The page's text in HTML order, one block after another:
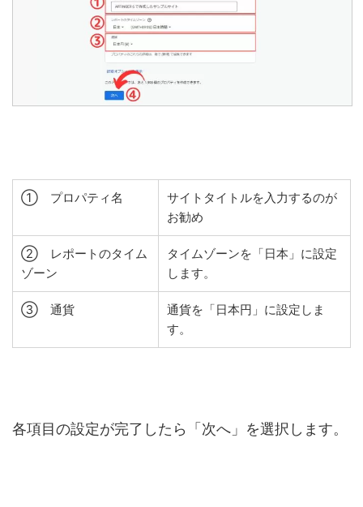
① プロパティ名
サイトタイトルを入力するのが
お勧め
② レポートのタイム
ゾーン
タイムゾーンを「日本」に設定
します。
③ 通貨
通貨を「日本円」に設定しま
す。
各項目の設定が完了したら「次へ」を選択します。